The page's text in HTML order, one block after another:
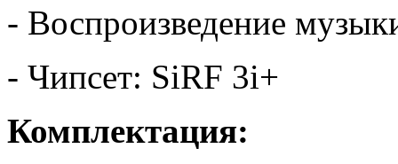
- Воспроизведение
- Чипсет: SiRF 3i+
Комплектация: